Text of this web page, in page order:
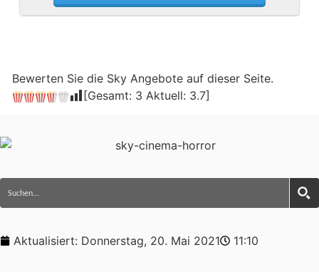
Bewerten Sie die Sky Angebote auf dieser Seite.
[Gesamt: 3 Aktuell: 3.7]
Aktualisiert: Donnerstag, 20. Mai 2021 11:10